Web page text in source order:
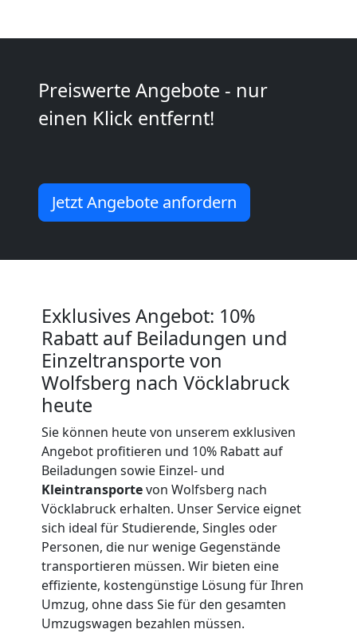
Preiswerte Angebote - nur
einen Klick entfernt!
Jetzt Angebote anfordern
Exklusives Angebot: 10%
Rabatt auf Beiladungen und
Einzeltransporte von
Wolfsberg nach Vöcklabruck
heute
Sie können heute von unserem exklusiven
Angebot profitieren und 10% Rabatt auf
Beiladungen sowie Einzel- und
Kleintransportevon Wolfsberg nach
Vöcklabruck erhalten. Unser Service eignet
sich ideal für Studierende, Singles oder
Personen, die nur wenige Gegenstände
transportieren müssen. Wir bieten eine
effiziente, kostengünstige Lösung für Ihren
Umzug, ohne dass Sie für den gesamten
Umzugswagen bezahlen müssen.
Möbeltransport
National
Möbeltransport
International
Beiladung
Beiladung
International
Internationaler
Umzug
Nationaler
Umzug